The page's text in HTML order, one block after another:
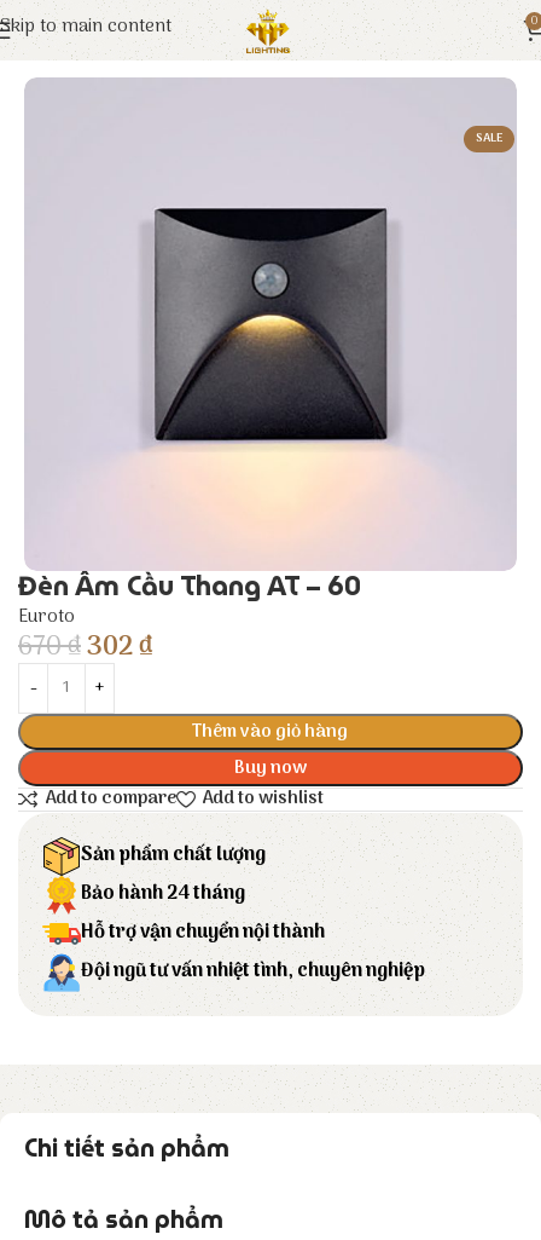
Skip to main content 0
Trang chủ Euroto Đèn LED
SALE
Đèn Âm Cầu Thang AT – 60
Euroto
670₫302₫
Thêm vào giỏ hàng
Buy now
Add to compare
Add to wishlist
Sản phẩm chất lượng
Bảo hành 24 tháng
Hỗ trợ vận chuyển nội thành
Đội ngũ tư vấn nhiệt tình, chuyên nghiệp
Chi tiết sản phẩm
Mô tả sản phẩm